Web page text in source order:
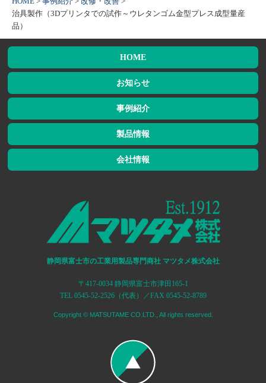
治具製作（3Dプリンタでの試作～ウレタンゴム金型プレス成型量産
品）
HOME
お知らせ
事例紹介
製品情報
会社情報
静岡県富士市の工業用製品専門商社 マツタメ株式会社
〒417-0034 静岡県富士市津田165-1
TEL 0545-52-2526（代表）／FAX 0545-52-8789
Copyright © MATSUTAME CO.LTD., All rights reserved.